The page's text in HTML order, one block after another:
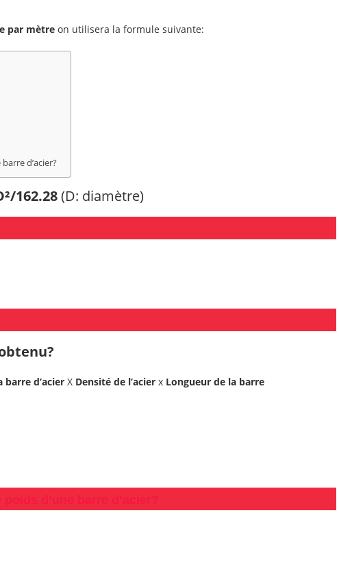
par mètre on utilisera la formule suivante:
d’acier?
162.28(D: diamètre)
barre d’acier X Densité de l’acier x Longueur de la barre